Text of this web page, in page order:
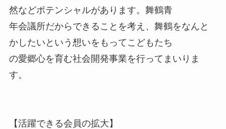
然などポテンシャルがあります。舞鶴青
年会議所だからできることを考え、舞鶴をなんと
かしたいという想いをもってこどもたち
の愛郷心を育む社会開発事業を行ってまいりま
す。
【活躍できる会員の拡大】